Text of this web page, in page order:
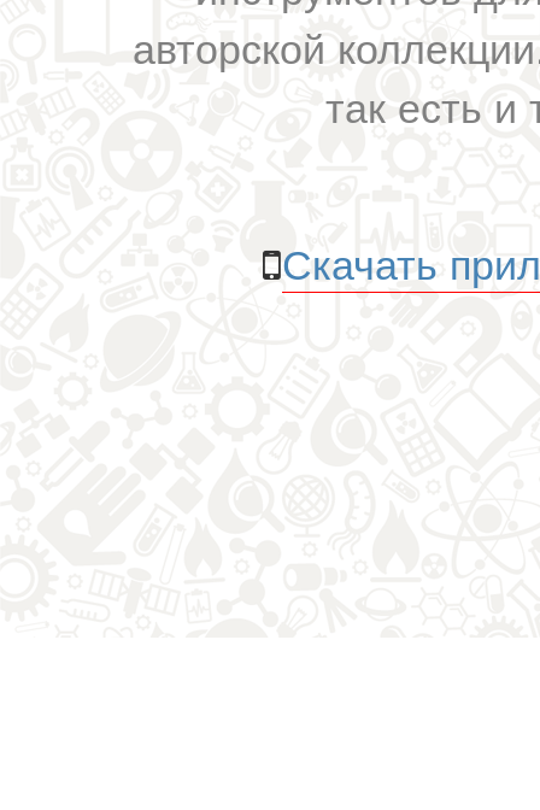
авторской
так есть и
Скачать